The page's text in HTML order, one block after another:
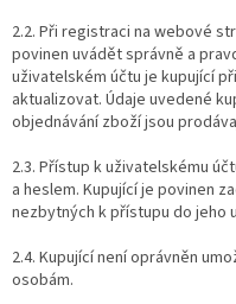
2.2. Při registraci na webové
povinen uvádět správně a
uživatelském účtu je kupující
aktualizovat. Údaje uvedené
objednávání zboží jsou
2.3. Přístup k uživatelskému
a heslem. Kupující je povinen
nezbytných k přístupu do jeho
2.4. Kupující není oprávněn
osobám.